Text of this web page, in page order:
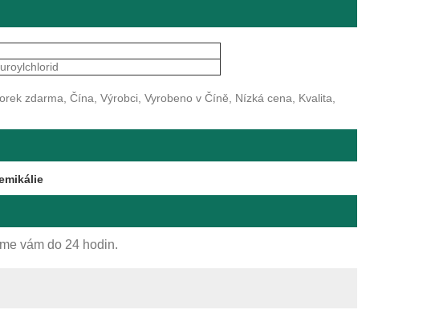
zdarma, Čína, Výrobci, Vyrobeno v Číně, Nízká cena, Kvalita,
vám do 24 hodin.